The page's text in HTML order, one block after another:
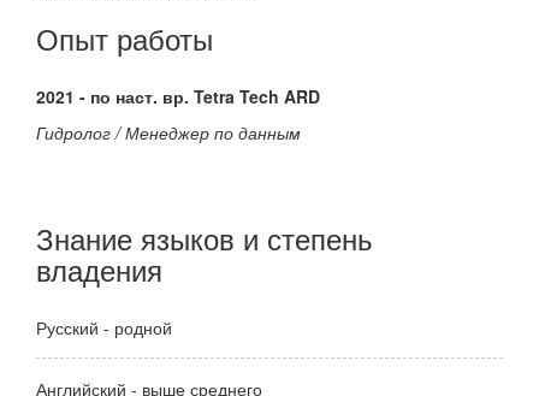
Опыт работы
2021 - по наст. вр. Tetra Tech ARD
Гидролог / Менеджер по данным
Знание языков и степень
владения
Русский - родной
Английский - выше среднего